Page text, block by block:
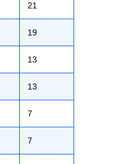
21
19
13
13
7
7